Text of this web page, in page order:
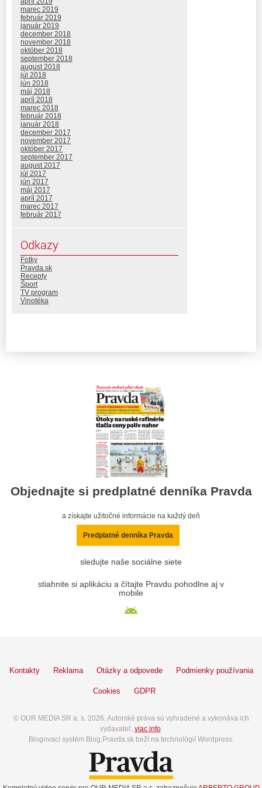
marec 2019
február 2019
január 2019
december 2018
november 2018
október 2018
september 2018
august 2018
júl 2018
jún 2018
máj 2018
apríl 2018
marec 2018
február 2018
január 2018
december 2017
november 2017
október 2017
september 2017
august 2017
júl 2017
jún 2017
máj 2017
apríl 2017
marec 2017
február 2017
Odkazy
Fotky
Pravda.sk
Recepty
Šport
TV program
Vinotéka
Objednajte si predplatné denníka Pravda
a získajte užitočné informácie na každý deň
Predplatné denníka Pravda
sledujte naše sociálne siete
stiahnite si aplikáciu a čítajte Pravdu pohodlne aj v
mobile
Kontakty Reklama Otázky a odpovede Podmienky používania
Cookies GDPR
© OUR MEDIA SR a. s. 2026. Autorské práva sú vyhradené a vykonáva ich
vydavateľ, viac info.
Blogovací systém Blog.Pravda.sk beží na technológií Wordpress.